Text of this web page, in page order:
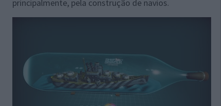
principalmente, pela construção de navios.